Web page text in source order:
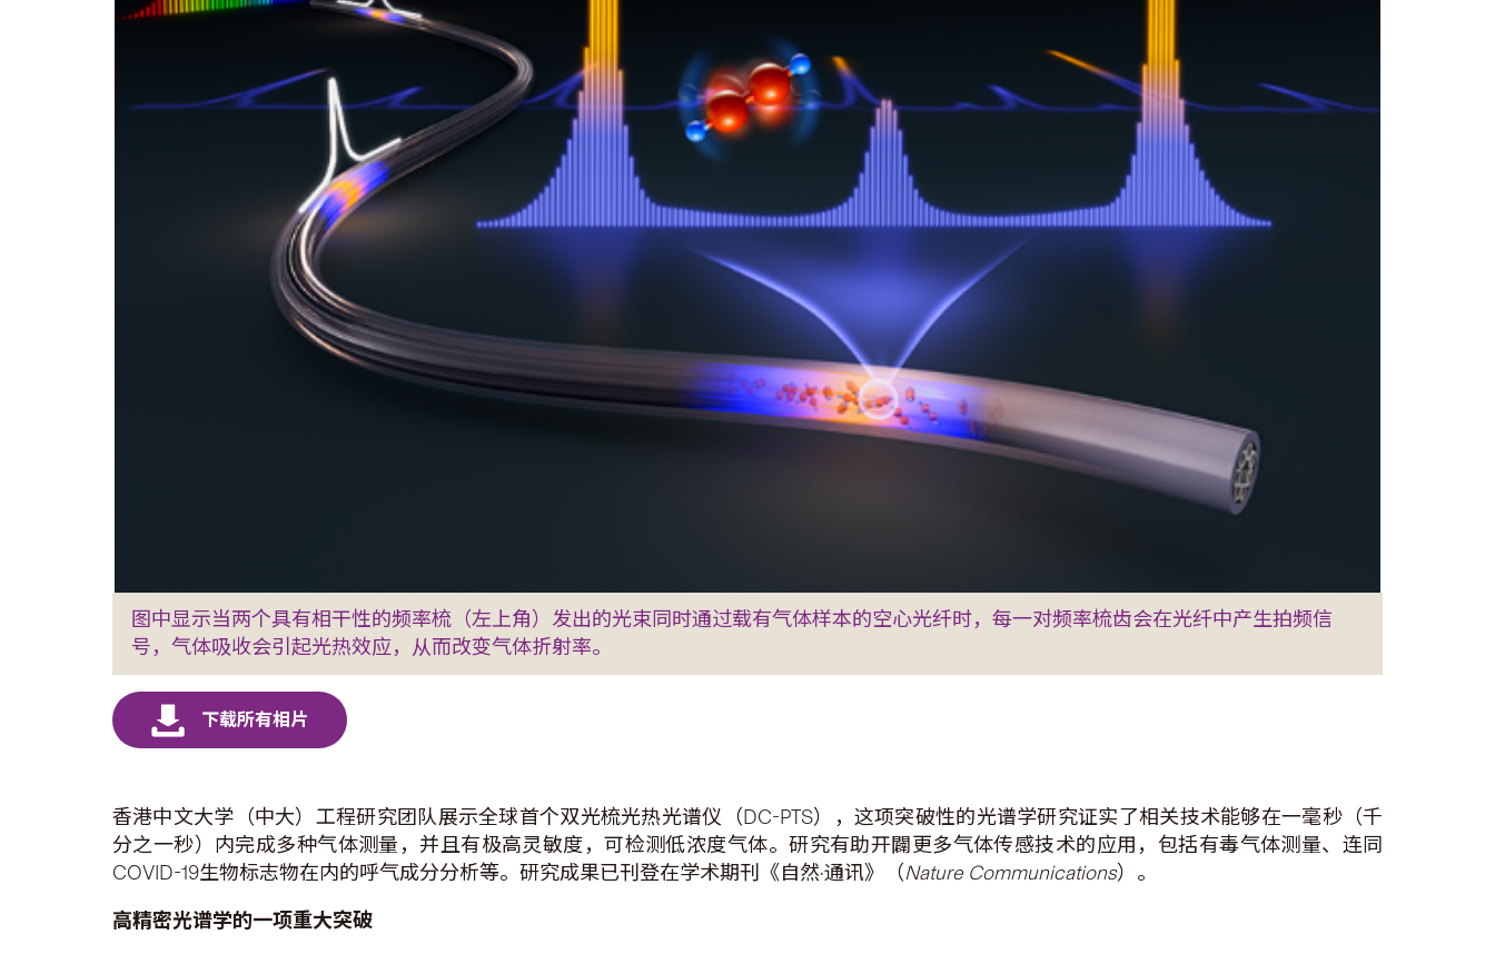
图中显示当两个具有相干性的频率梳（左上角）发出的光束同时通过载有气体样本的空心光纤时，每一对频率梳齿会在光纤中产生拍频信
号，气体吸收会引起光热效应，从而改变气体折射率。
香港中文大学（中大）工程研究团队展示全球首个双光梳光热光谱仪（DC-PTS），这项突破性的光谱学研究证实了相关技术能够在一毫秒（千
分之一秒）内完成多种气体测量，并且有极高灵敏度，可检测低浓度气体。研究有助开闢更多气体传感技术的应用，包括有毒气体测量、连同
COVID-19生物标志物在内的呼气成分分析等。研究成果已刊登在学术期刊《自然·通讯》（Nature Communications）。
高精密光谱学的一项重大突破